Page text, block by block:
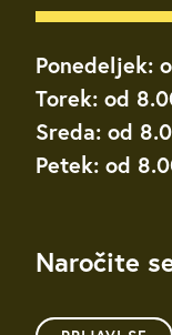
Ponedeljek:
Torek: od
Sreda: od
Petek: od
Naročite